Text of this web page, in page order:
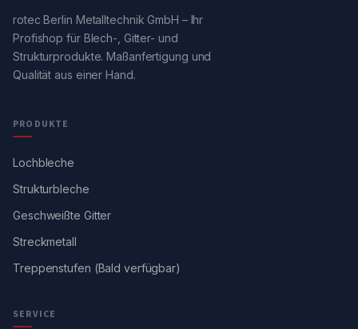
rotec Berlin Metalltechnik GmbH – Ihr
Profishop für Blech-, Gitter- und
Strukturprodukte. Maßanfertigung und
Qualität aus einer Hand.
PRODUKTE
Lochbleche
Strukturbleche
Geschweißte Gitter
Streckmetall
Treppenstufen (Bald verfügbar)
SERVICE